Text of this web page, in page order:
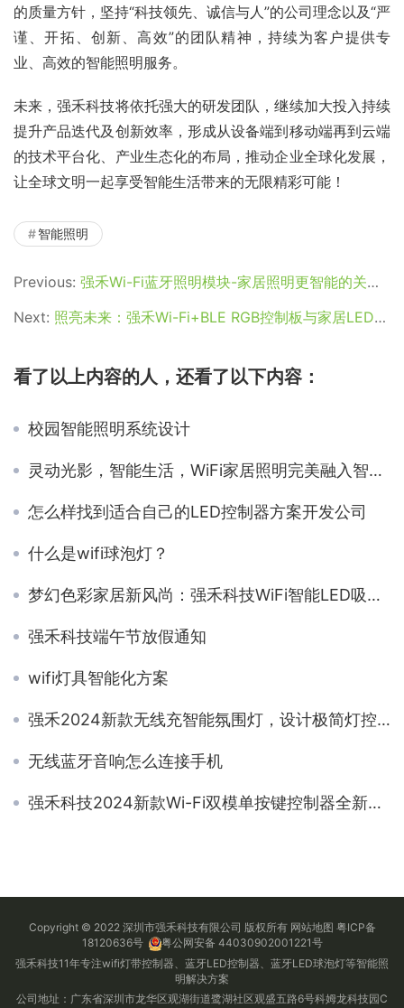
的质量方针，坚持“科技领先、诚信与人”的公司理念以及“严
谨、开拓、创新、高效”的团队精神，持续为客户提供专
业、高效的智能照明服务。
未来，强禾科技将依托强大的研发团队，继续加大投入持续
提升产品迭代及创新效率，形成从设备端到移动端再到云端
的技术平台化、产业生态化的布局，推动企业全球化发展，
让全球文明一起享受智能生活带来的无限精彩可能！
智能照明
Previous: 强禾Wi-Fi蓝牙照明模块-家居照明更智能的关键因素
Next: 照亮未来：强禾Wi-Fi+BLE RGB控制板与家居LED照明完美交融
看了以上内容的人，还看了以下内容：
校园智能照明系统设计
灵动光影，智能生活，WiFi家居照明完美融入智能家居生态
怎么样找到适合自己的LED控制器方案开发公司
什么是wifi球泡灯？
梦幻色彩家居新风尚：强禾科技WiFi智能LED吸顶灯方案
强禾科技端午节放假通知
wifi灯具智能化方案
强禾2024新款无线充智能氛围灯，设计极简灯控智能！
无线蓝牙音响怎么连接手机
强禾科技2024新款Wi-Fi双模单按键控制器全新升级上市！
Copyright © 2022 深圳市强禾科技有限公司 版权所有 网站地图 粤ICP备
18120636号
粤公网安备 44030902001221号
强禾科技11年专注wifi灯带控制器、蓝牙LED控制器、蓝牙LED球泡灯等智能照
明解决方案
公司地址：广东省深圳市龙华区观湖街道鹭湖社区观盛五路6号科姆龙科技园C